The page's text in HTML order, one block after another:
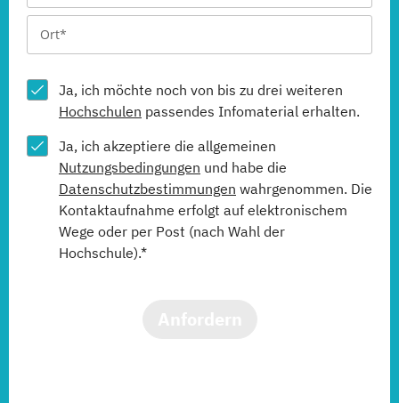
Ja, ich möchte noch von bis zu drei weiteren
Hochschulen passendes Infomaterial erhalten.
Ja, ich akzeptiere die allgemeinen
Nutzungsbedingungen und habe die
Datenschutzbestimmungen wahrgenommen. Die
Kontaktaufnahme erfolgt auf elektronischem
Wege oder per Post (nach Wahl der
Hochschule).*